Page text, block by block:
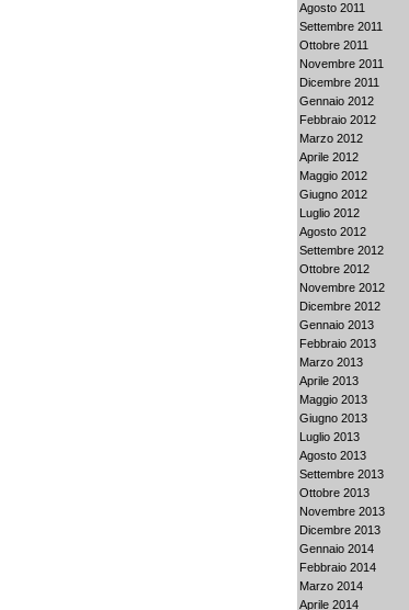
Agosto 2011
Settembre 2011
Ottobre 2011
Novembre 2011
Dicembre 2011
Gennaio 2012
Febbraio 2012
Marzo 2012
Aprile 2012
Maggio 2012
Giugno 2012
Luglio 2012
Agosto 2012
Settembre 2012
Ottobre 2012
Novembre 2012
Dicembre 2012
Gennaio 2013
Febbraio 2013
Marzo 2013
Aprile 2013
Maggio 2013
Giugno 2013
Luglio 2013
Agosto 2013
Settembre 2013
Ottobre 2013
Novembre 2013
Dicembre 2013
Gennaio 2014
Febbraio 2014
Marzo 2014
Aprile 2014